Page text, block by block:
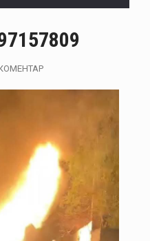
Працівників ТЦК хочуть зробити впізнаваними: пропонують запровадити окрему форму
СБУ та ДБР заблокували 4 нові схеми для ухилянтів у трьох областях